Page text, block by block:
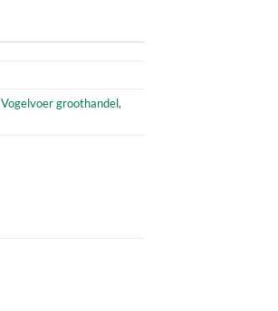
Vogelvoer groothandel,